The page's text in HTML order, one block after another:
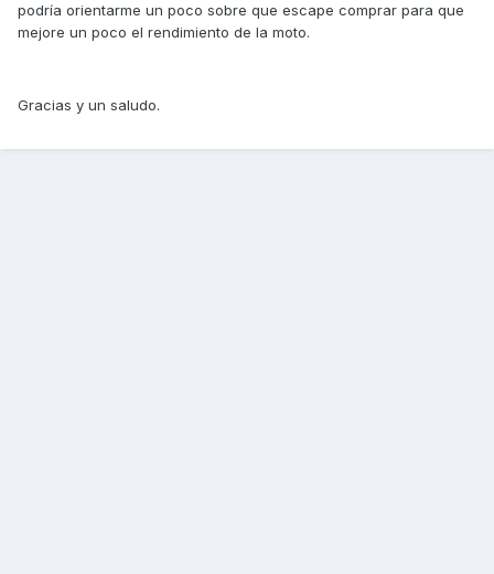
podría orientarme un poco sobre que escape comprar para que
mejore un poco el rendimiento de la moto.
Gracias y un saludo.